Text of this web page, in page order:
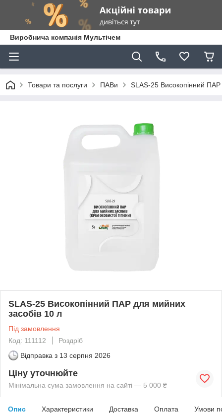
Виробнича компанія Мультічем
Товари та послуги ПАВи SLAS-25 Високопінний
SLAS-25 Високопінний ПАР для мийних
засобів 10 л
Під замовлення
Код: 111112
Роздріб
Відправка з 13 серпня 2026
Ціну уточнюйте
Мінімальна сума замовлення на сайті — 5 000 ₴
Опис Характеристики Доставка Оплата Умови